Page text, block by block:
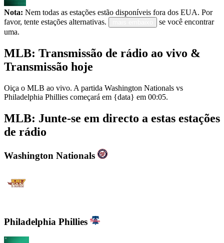
Nota: Nem todas as estações estão disponíveis fora dos EUA. Por
favor, tente estações alternativas.
se você encontrar
uma.
MLB: Transmissão de rádio ao vivo &
Transmissão hoje
Oiça o MLB ao vivo. A partida Washington Nationals vs
Philadelphia Phillies começará em {data} em 00:05.
MLB: Junte-se em directo a estas estações
de rádio
Washington Nationals
Philadelphia Phillies